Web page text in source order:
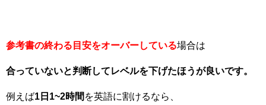
参考書の終わる目安をオーバーしている場合は
合っていないと判断してレベルを下げたほうが良いです。
例えば1日1~2時間 を英語に割けるなら、